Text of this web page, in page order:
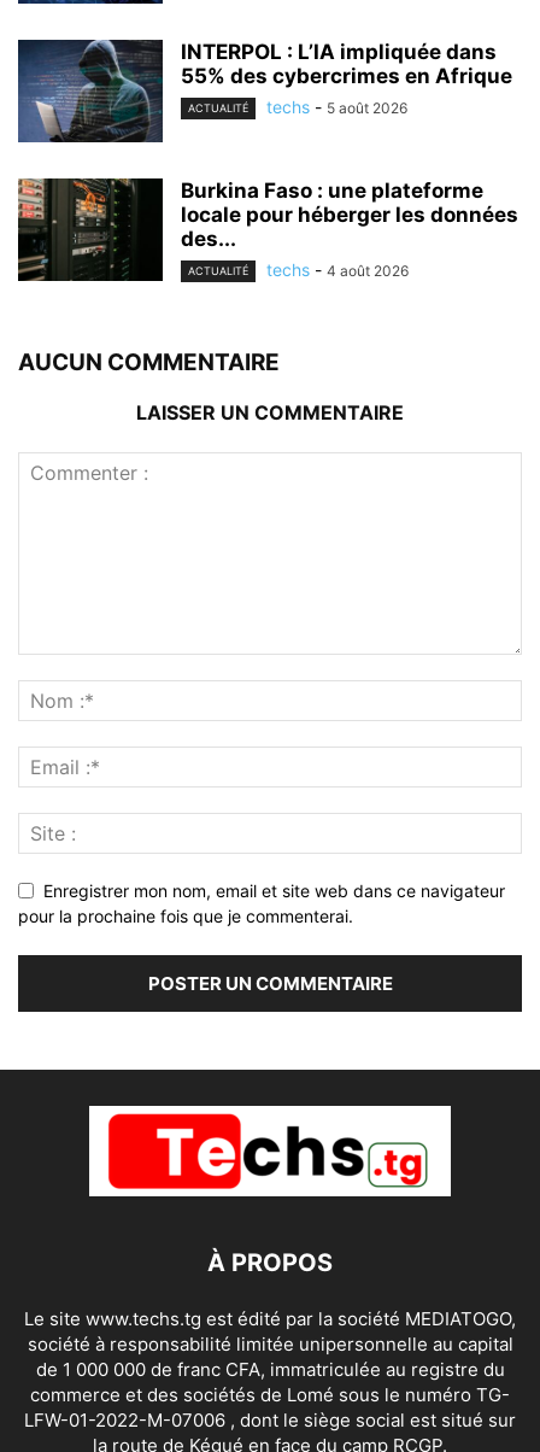
INTERPOL : L’IA impliquée dans
55% des cybercrimes en Afrique
ACTUALITÉ techs - 5 août 2026
Burkina Faso : une plateforme
locale pour héberger les données
des...
ACTUALITÉ techs - 4 août 2026
AUCUN COMMENTAIRE
LAISSER UN COMMENTAIRE
Enregistrer mon nom, email et site web dans ce navigateur
pour la prochaine fois que je commenterai.
À PROPOS
Le site www.techs.tg est édité par la société MEDIATOGO,
société à responsabilité limitée unipersonnelle au capital
de 1 000 000 de franc CFA, immatriculée au registre du
commerce et des sociétés de Lomé sous le numéro TG-
LFW-01-2022-M-07006 , dont le siège social est situé sur
la route de Kégué en face du camp RCGP.